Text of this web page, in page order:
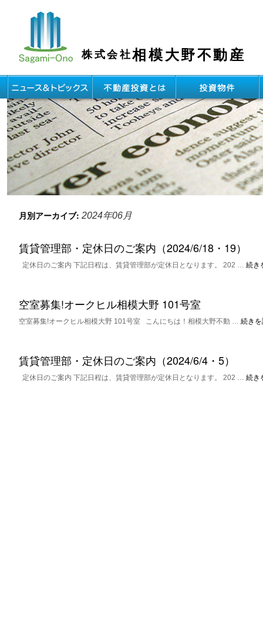
株式会社相模大野不動産
月別アーカイブ: 2024年06月
賃貸管理部・定休日のご案内（2024/6/18・19）
定休日のご案内 下記日程は、賃貸管理部が定休日となります。 202 … 続き
空室募集!オークヒル相模大野 101号室
空室募集!オークヒル相模大野 101号室 こんにちは！相模大野不動 … 続き
賃貸管理部・定休日のご案内（2024/6/4・5）
定休日のご案内 下記日程は、賃貸管理部が定休日となります。 202 … 続き